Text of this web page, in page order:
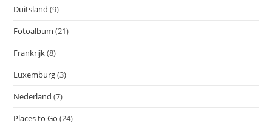
Duitsland (9)
Fotoalbum (21)
Frankrijk(8)
Luxemburg(3)
Nederland (7)
Places to Go (24)